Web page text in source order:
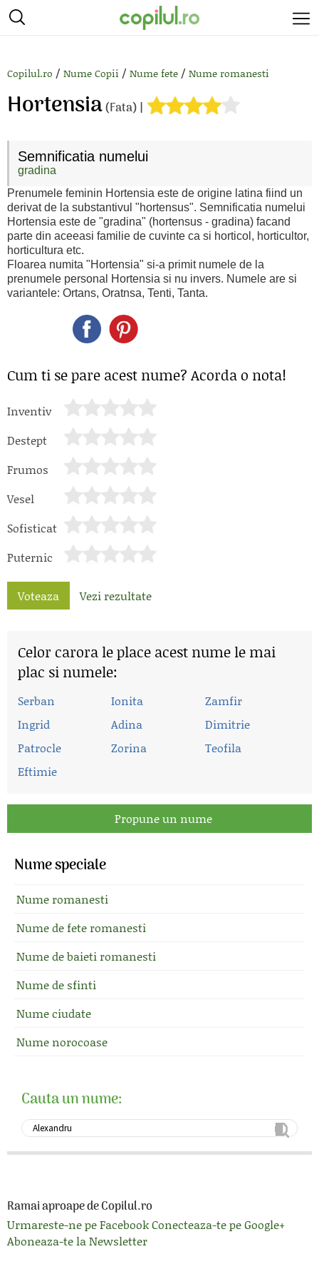
Copilul.ro / Nume Copii / Nume fete / Nume romanesti
Hortensia(Fata) |
Semnificatia numelui
gradina
Prenumele feminin Hortensia este de origine latina fiind un
derivat de la substantivul "hortensus". Semnificatia numelui
Hortensia este de "gradina" (hortensus - gradina) facand
parte din aceeasi familie de cuvinte ca si horticol, horticultor,
horticultura etc.
Floarea numita "Hortensia" si-a primit numele de la
prenumele personal Hortensia si nu invers. Numele are si
variantele: Ortans, Oratnsa, Tenti, Tanta.
Cum ti se pare acest nume? Acorda o nota!
Inventiv
Destept
Frumos
Vesel
Sofisticat
Puternic
Voteaza Vezi rezultate
Celor carora le place acest nume le mai
plac si numele:
Serban Ionita
Zamfir
Ingrid
Adina
Dimitrie
Patrocle
Zorina
Teofila
Eftimie
Propune un nume
Nume speciale
Nume romanesti
Nume de fete romanesti
Nume de baieti romanesti
Nume de sfinti
Nume ciudate
Nume norocoase
Cauta un nume:
Ramai aproape de Copilul.ro
Urmareste-ne pe FacebookConecteaza-te pe Google+
Aboneaza-te la Newsletter